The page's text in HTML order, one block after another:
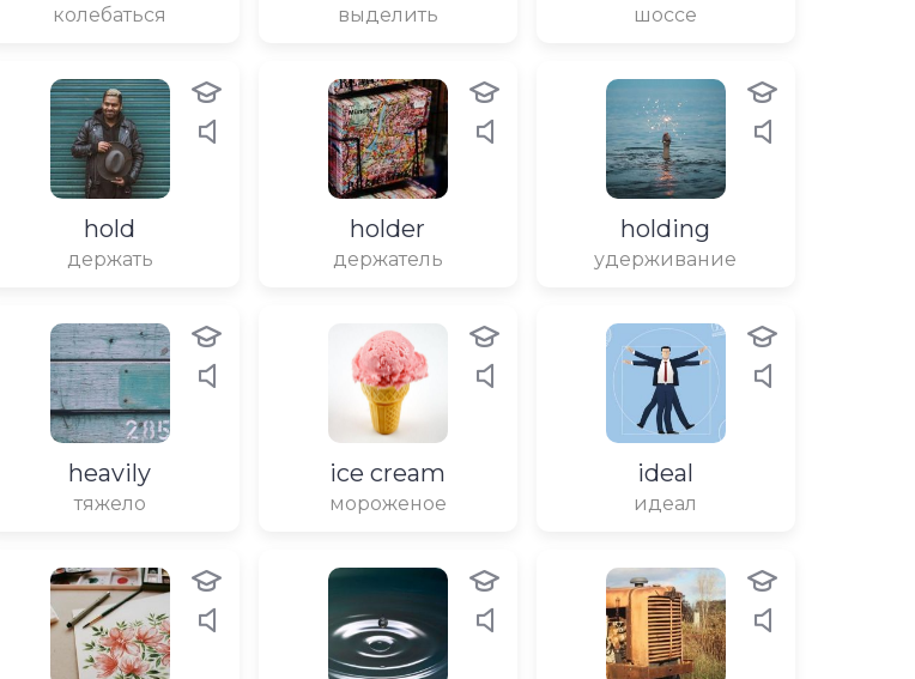
колебаться выделить шоссе
hold
держать
holder
держатель
holding
удерживание
heavily
тяжело
ice cream
мороженое
ideal
идеал